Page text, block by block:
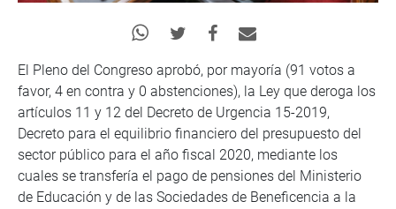
El Pleno del Congreso aprobó, por mayoría (91 votos a
favor, 4 en contra y 0 abstenciones), la Ley que deroga los
artículos 11 y 12 del Decreto de Urgencia 15-2019,
Decreto para el equilibrio financiero del presupuesto del
sector público para el año fiscal 2020, mediante los
cuales se transfería el pago de pensiones del Ministerio
de Educación y de las Sociedades de Beneficencia a la